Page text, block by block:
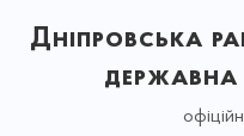
Дніпровська
державна